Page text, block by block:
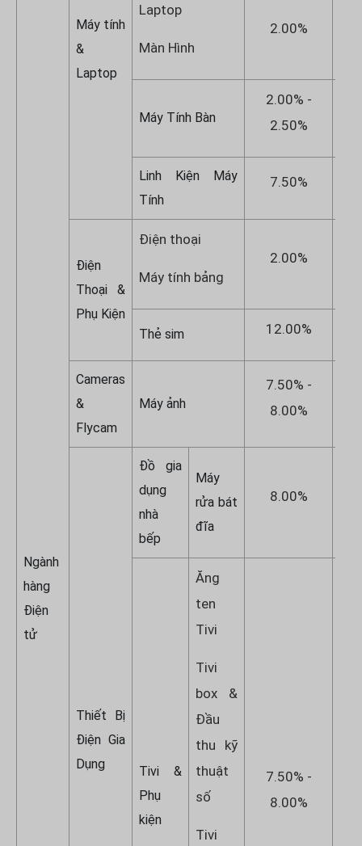
Ngành
hàng
Điện
tử
Máy tính
&
Laptop
Laptop
Màn Hình
2.00%
Máy Tính Bàn
2.00% -
2.50%
Linh Kiện Máy
Tính
7.50%
Điện
Thoại &
Phụ Kiện
Điện thoại
Máy tính bảng
2.00%
Thẻ sim 12.00%
Cameras
&
Flycam
Máy ảnh
7.50% -
8.00%
Thiết Bị
Điện Gia
Dụng
Đồ gia
dụng
nhà
bếp
Máy
rửa bát
đĩa
8.00%
Tivi &
Phụ
kiện
Ăng
ten
Tivi
Tivi
box &
Đầu
thu kỹ
thuật
số
Tivi
7.50% -
8.00%